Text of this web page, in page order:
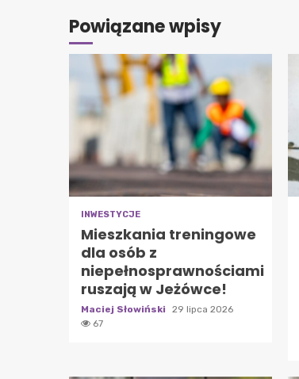
Powiązane wpisy
INWESTYCJE
Mieszkania treningowe
dla osób z
niepełnosprawnościami
ruszają w Jeżówce!
Maciej Słowiński
29 lipca 2026
67